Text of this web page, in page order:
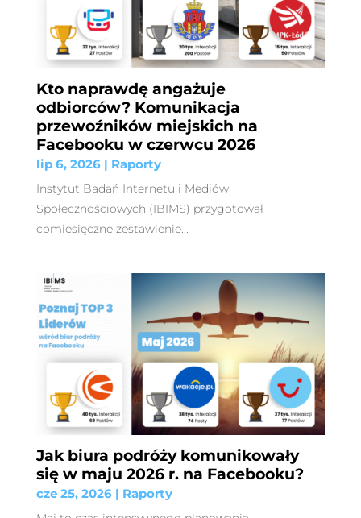
Kto naprawdę angażuje
odbiorców? Komunikacja
przewoźników miejskich na
Facebooku w czerwcu 2026
lip 6, 2026| Raporty
Instytut Badań Internetu i Mediów
Społecznościowych (IBIMS) przygotował
comiesięczne zestawienie...
Jak biura podróży komunikowały
się w maju 2026 r. na Facebooku?
cze 25, 2026| Raporty